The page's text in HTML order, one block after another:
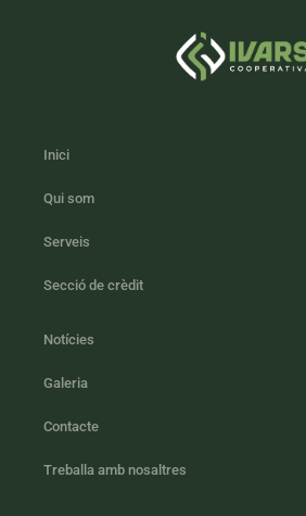
Inici
Qui som
Serveis
Secció de crèdit
Notícies
Galeria
Contacte
Treballa amb nosaltres